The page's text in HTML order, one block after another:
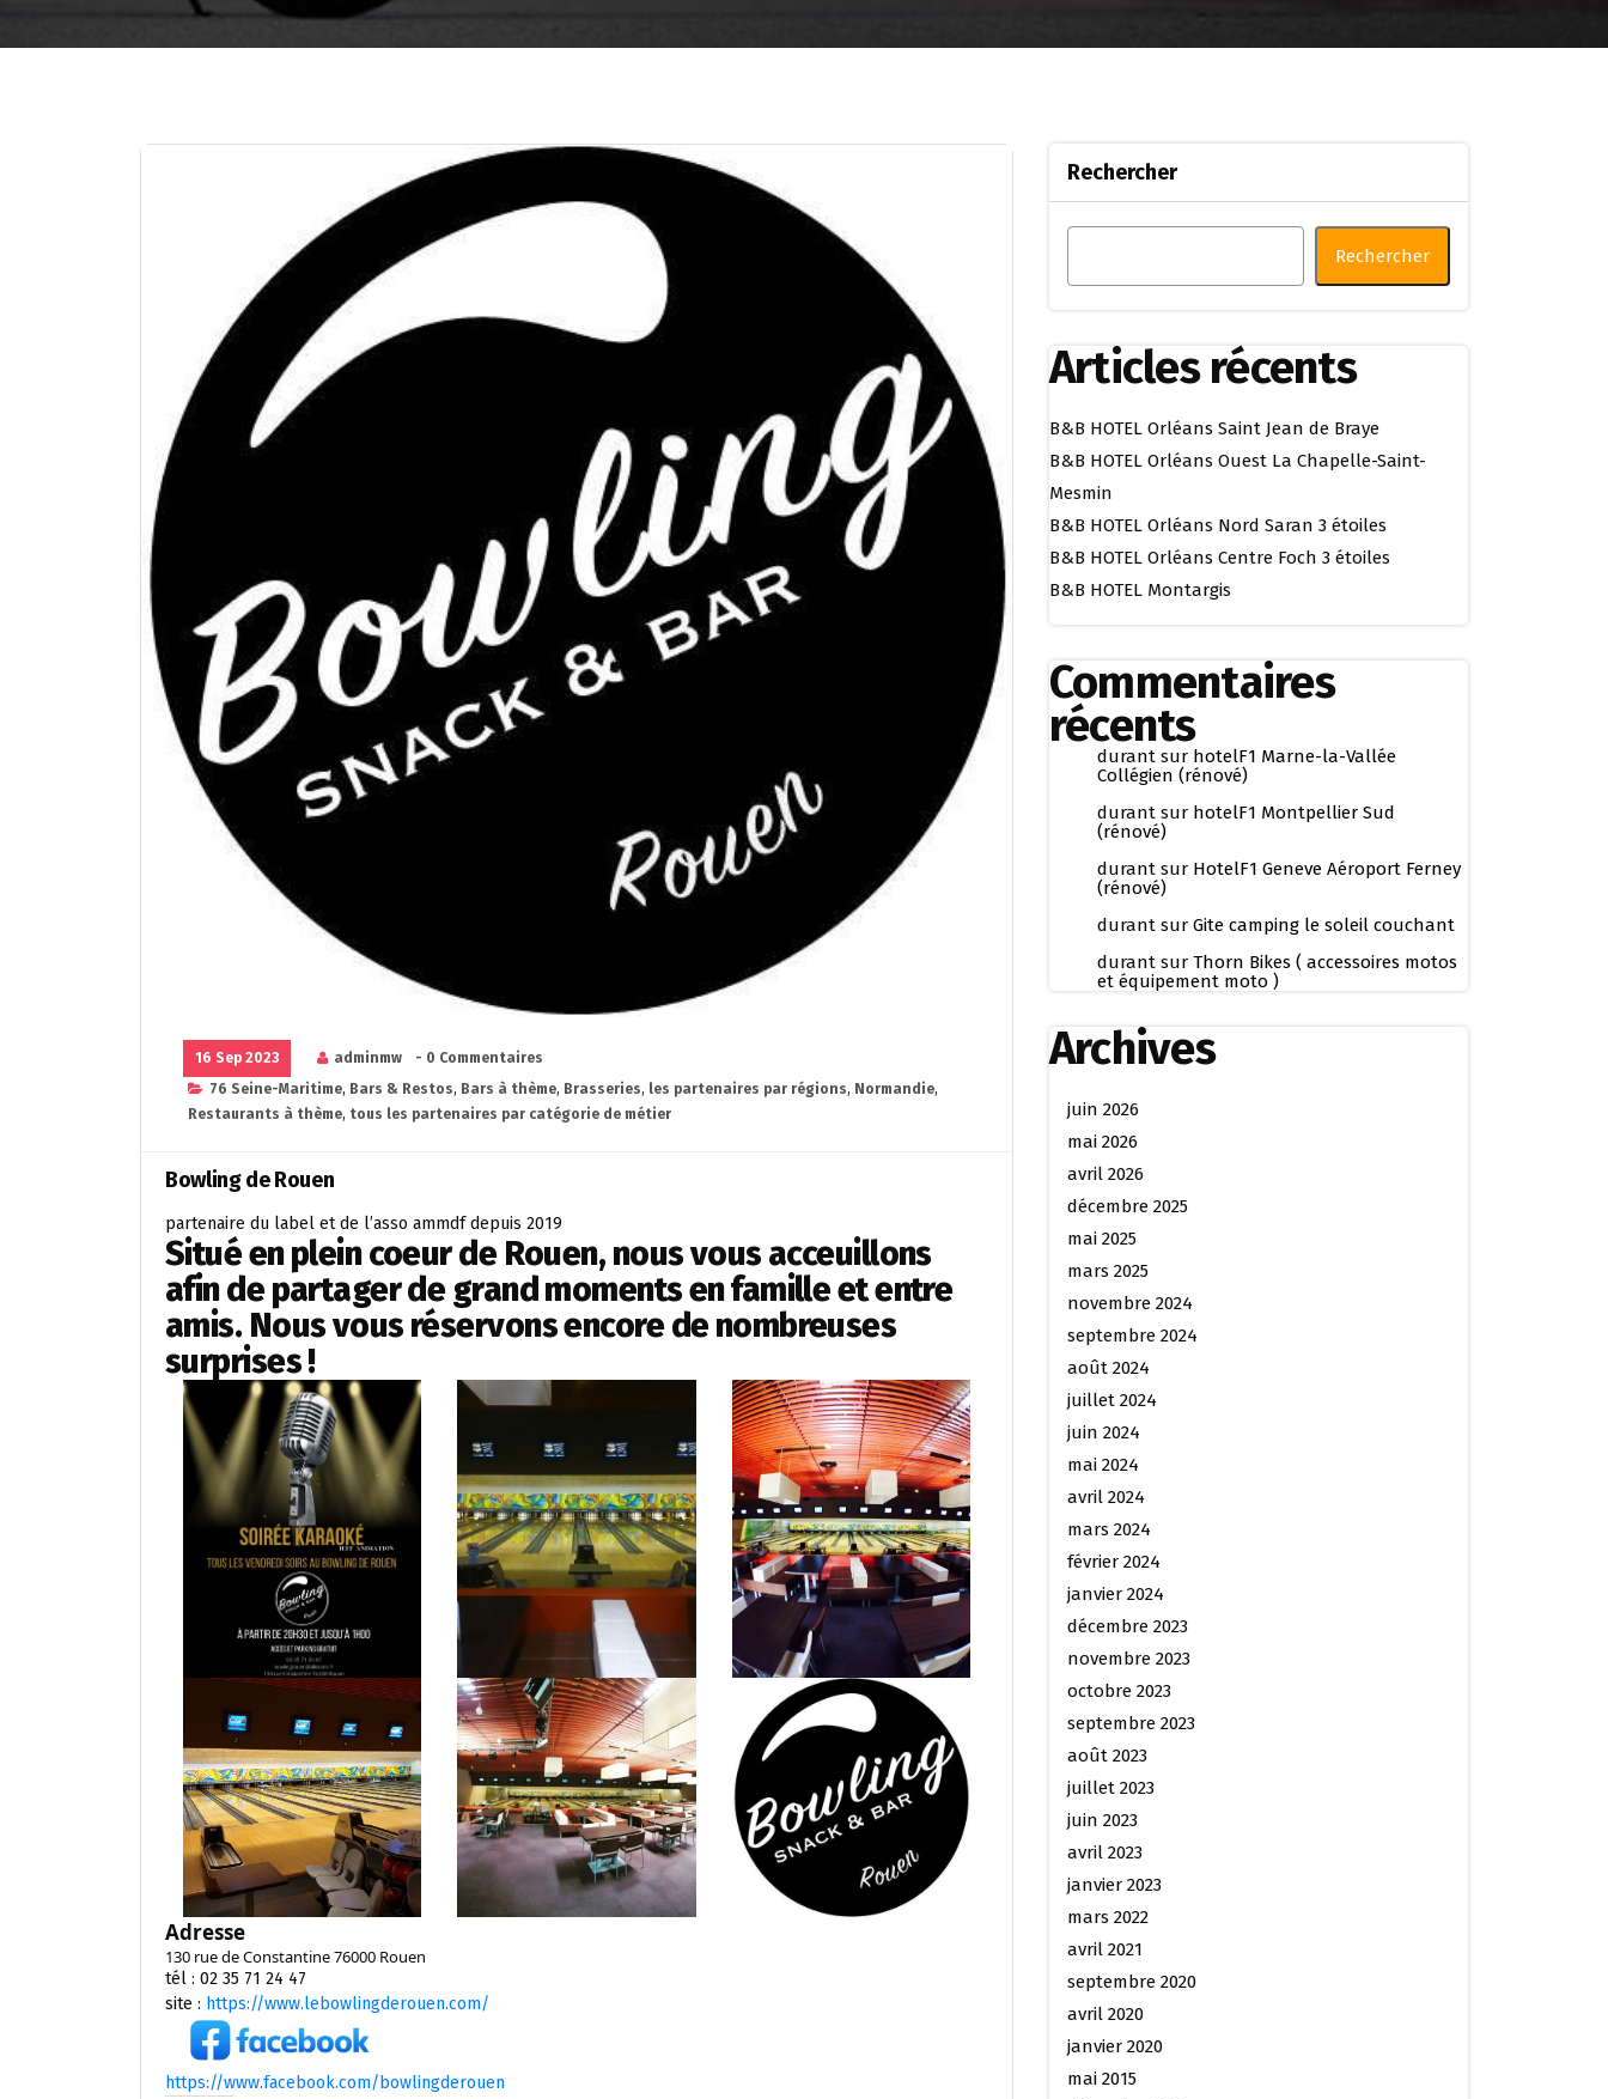
16 Sep 2023 adminmw
- 0 Commentaires
76 Seine-Maritime, Bars & Restos, Bars à thème, Brasseries, les partenaires par régions, Normandie,
Restaurants à thème, tous les partenaires par catégorie de métier
Bowling de Rouen
partenaire du label et de l’asso ammdf depuis 2019
Situé en plein coeur de Rouen, nous vous acceuillons
afin de partager de grand moments en famille et entre
amis. Nous vous réservons encore de nombreuses
surprises !
Adresse
130 rue de Constantine 76000 Rouen
tél : 02 35 71 24 47
site : https://www.lebowlingderouen.com/
https://www.facebook.com/bowlingderouen
Rechercher
Rechercher
Articles récents
B&B HOTEL Orléans Saint Jean de Braye
B&B HOTEL Orléans Ouest La Chapelle-Saint-
Mesmin
B&B HOTEL Orléans Nord Saran 3 étoiles
B&B HOTEL Orléans Centre Foch 3 étoiles
B&B HOTEL Montargis
Commentaires
récents
durant sur hotelF1 Marne-la-Vallée
Collégien (rénové)
durant sur hotelF1 Montpellier Sud
(rénové)
durant sur HotelF1 Geneve Aéroport Ferney
(rénové)
durant sur Gite camping le soleil couchant
durant sur Thorn Bikes ( accessoires motos
et équipement moto )
Archives
juin 2026
mai 2026
avril 2026
décembre 2025
mai 2025
mars 2025
novembre 2024
septembre 2024
août 2024
juillet 2024
juin 2024
mai 2024
avril 2024
mars 2024
février 2024
janvier 2024
décembre 2023
novembre 2023
octobre 2023
septembre 2023
août 2023
juillet 2023
juin 2023
avril 2023
janvier 2023
mars 2022
avril 2021
septembre 2020
avril 2020
janvier 2020
mai 2015